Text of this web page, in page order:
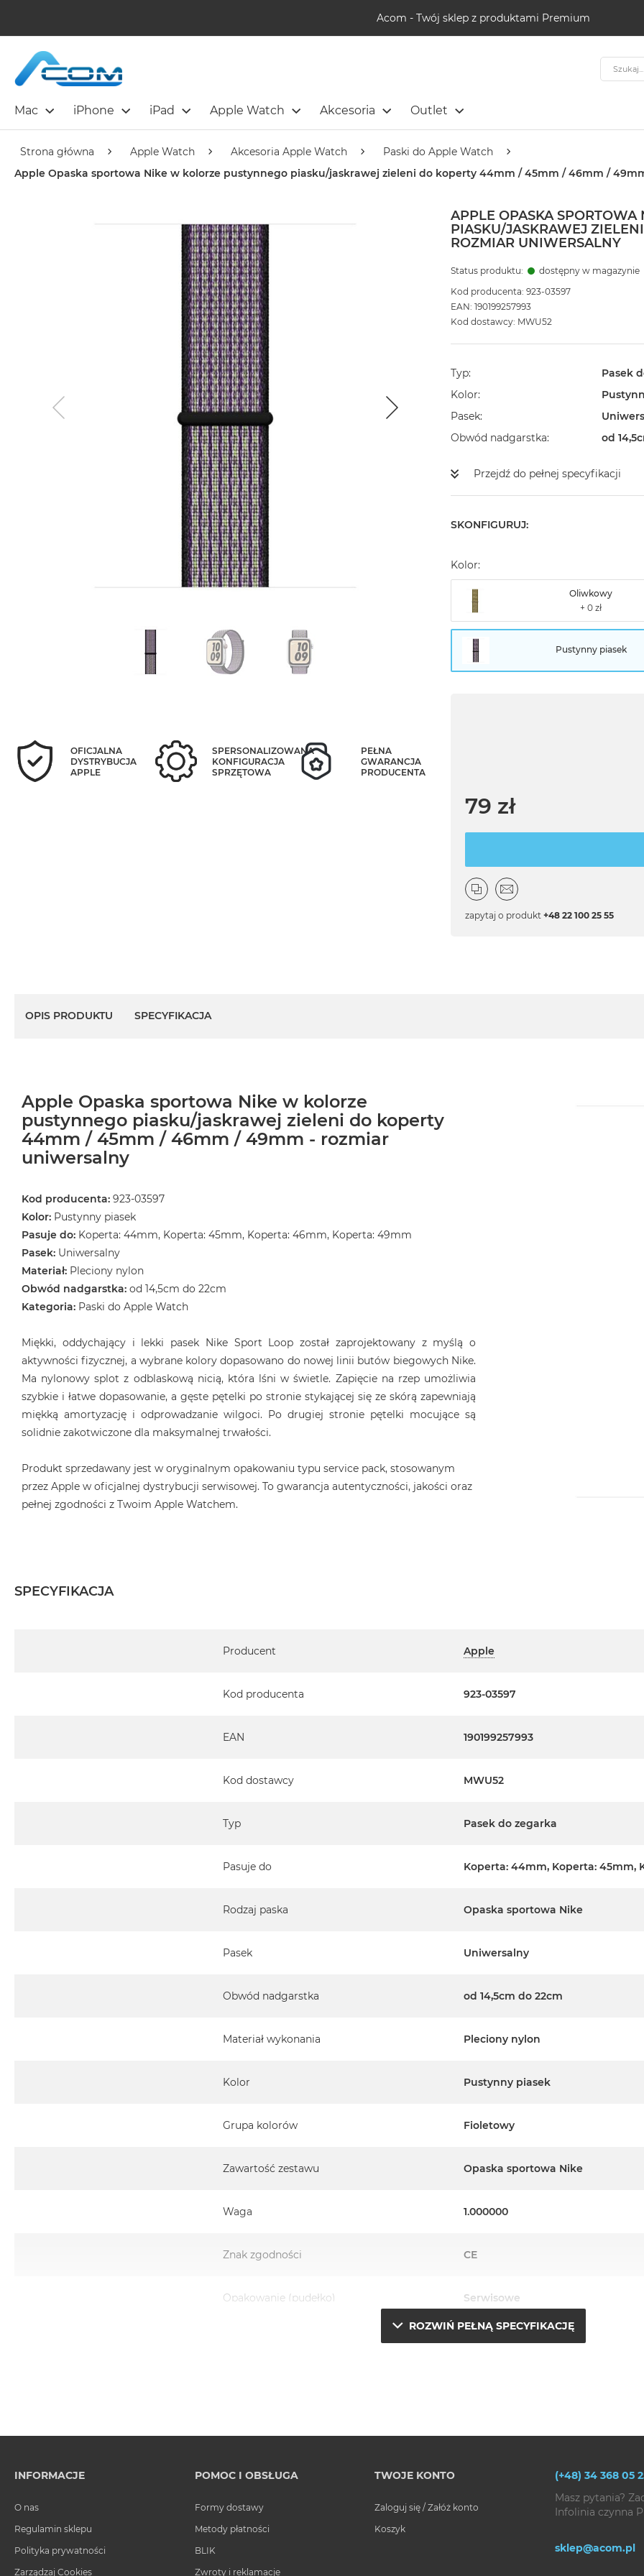
Acom - Twój sklep z produktami Premium
Mac iPhone iPad Apple Watch Akcesoria Outlet
Szukaj
Strona główna Apple Watch Akcesoria Apple Watch
Paski do Apple Watch
Apple Opaska sportowa Nike w kolorze pustynnego piasku/jaskrawej zieleni do koperty 44mm / 45mm / 46mm /
APPLE OPASKA
PIASKU/JASKRAWEJ
ROZMIAR UNIWERSALNY
Status produktu:
dostępny w magazynie
Kod producenta: 923-03597
EAN: 190199257993
Kod dostawcy: MWU52
Typ
Pasek
Kolor
Pasek
Obwód nadgarstka
od
Przejdź do pełnej specyfikacji
SKONFIGURUJ:
Kolor:
Oliwkowy
Pustynny piasek
79 zł
zapytaj o produkt +48 22 100 25 55
OFICJALNA
DYSTRYBUCJA
APPLE
SPERSONALIZOWANA
KONFIGURACJA
SPRZĘTOWA
PEŁNA
GWARANCJA
PRODUCENTA
OPIS PRODUKTU SPECYFIKACJA
Apple Opaska sportowa Nike w kolorze
pustynnego piasku/jaskrawej zieleni do koperty
44mm / 45mm / 46mm / 49mm - rozmiar
uniwersalny
Kod producenta: 923-03597
Kolor: Pustynny piasek
Pasuje do: Koperta: 44mm, Koperta: 45mm, Koperta: 46mm, Koperta: 49mm
Pasek: Uniwersalny
Materiał: Pleciony nylon
Obwód nadgarstka: od 14,5cm do 22cm
Kategoria: Paski do Apple Watch
Miękki, oddychający i lekki pasek Nike Sport Loop został zaprojektowany z myślą o
aktywności fizycznej, a wybrane kolory dopasowano do nowej linii butów biegowych Nike.
Ma nylonowy splot z odblaskową nicią, która lśni w świetle. Zapięcie na rzep umożliwia
szybkie i łatwe dopasowanie, a gęste pętelki po stronie stykającej się ze skórą zapewniają
miękką amortyzację i odprowadzanie wilgoci. Po drugiej stronie pętelki mocujące są
solidnie zakotwiczone dla maksymalnej trwałości.
Produkt sprzedawany jest w oryginalnym opakowaniu typu service pack, stosowanym
przez Apple w oficjalnej dystrybucji serwisowej. To gwarancja autentyczności, jakości oraz
pełnej zgodności z Twoim Apple Watchem.
SPECYFIKACJA
Producent
Apple
Kod producenta 923-03597
EAN 190199257993
Kod dostawcy MWU52
Typ Pasek do zegarka
Pasuje do Koperta: 44mm, Koperta: 45mm,
Rodzaj paska Opaska sportowa Nike
Pasek Uniwersalny
Obwód nadgarstka od 14,5cm do 22cm
Materiał wykonania Pleciony nylon
Kolor Pustynny piasek
Grupa kolorów Fioletowy
Zawartość zestawu Opaska sportowa Nike
Waga 1.000000
Znak zgodności CE
Opakowanie (pudełko) Serwisowe
ROZWIŃ PEŁNĄ SPECYFIKACJĘ
INFORMACJE
O nas
Regulamin sklepu
Polityka prywatności
Zarządzaj Cookies
POMOC I OBSŁUGA
Formy dostawy
Metody płatności
BLIK
Zwroty i reklamacje
TWOJE KONTO
Zaloguj się / Załóż konto
Koszyk
(+48) 34 368 05
Masz pytania?
Infolinia czynna
sklep@acom.pl